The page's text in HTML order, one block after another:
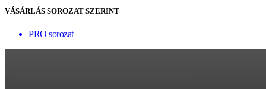
VÁSÁRLÁS SOROZAT SZERINT
PRO sorozat